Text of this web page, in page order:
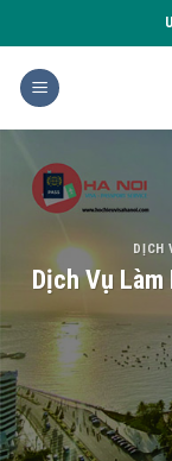
to
content
DỊCH
Dịch Vụ Làm